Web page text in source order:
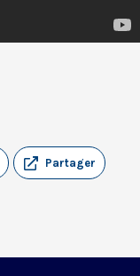
Partager